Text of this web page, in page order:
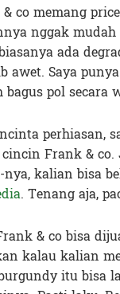
co memang
nggak
ada
awet. Saya
pol
perhiasan,
Frank &
kalian bisa
. Tenang aja,
& co bisa
kalau kalian
itu bisa